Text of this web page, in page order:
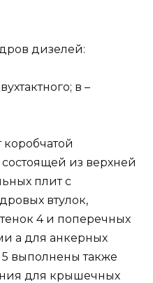
дизелей:
в –
состоящей из верхней
плит с
втулок,
4 и поперечных
а для анкерных
выполнены также
для крышечных